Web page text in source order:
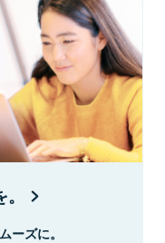
ーズに。